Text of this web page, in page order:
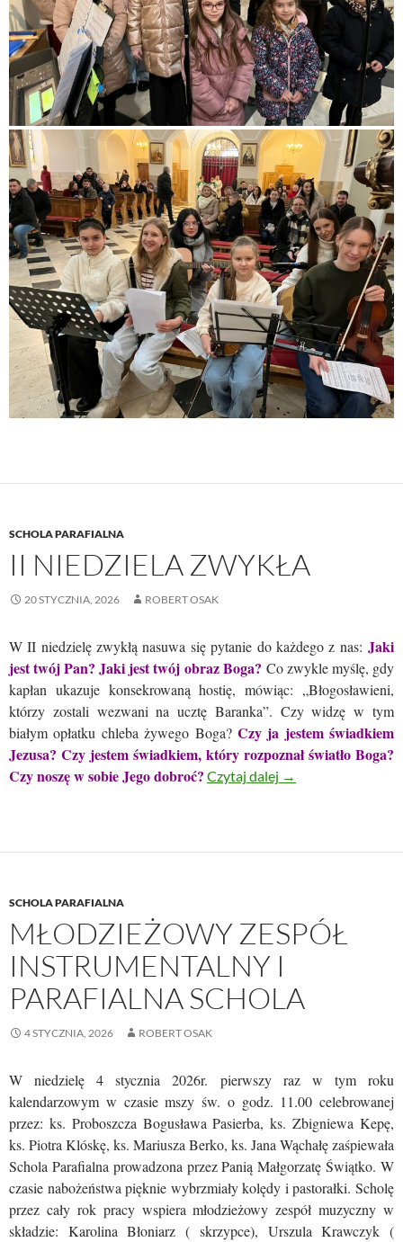
SCHOLA PARAFIALNA
II NIEDZIELA ZWYKŁA
20 STYCZNIA, 2026 ROBERT OSAK
W II niedzielę zwykłą nasuwa się pytanie do każdego z nas: Jaki
jest twój Pan? Jaki jest twój obraz Boga? Co zwykle myślę, gdy
kapłan ukazuje konsekrowaną hostię, mówiąc: „Błogosławieni,
którzy zostali wezwani na ucztę Baranka”. Czy widzę w tym
białym opłatku chleba żywego Boga? Czy ja jestem świadkiem
Jezusa? Czy jestem świadkiem, który rozpoznał światło Boga?
Czy noszę w sobie Jego dobroć? Czytaj dalej II NIEDZIELA
→
SCHOLA PARAFIALNA
MŁODZIEŻOWY ZESPÓŁ
INSTRUMENTALNY I
PARAFIALNA SCHOLA
4 STYCZNIA, 2026 ROBERT OSAK
W niedzielę 4 stycznia 2026r. pierwszy raz w tym roku
kalendarzowym w czasie mszy św. o godz. 11.00 celebrowanej
przez: ks. Proboszcza Bogusława Pasierba, ks. Zbigniewa Kepę,
ks. Piotra Klóskę, ks. Mariusza Berko, ks. Jana Wąchałę zaśpiewała
Schola Parafialna prowadzona przez Panią Małgorzatę Świątko. W
czasie nabożeństwa pięknie wybrzmiały kolędy i pastorałki. Scholę
przez cały rok pracy wspiera młodzieżowy zespół muzyczny w
składzie: Karolina Błoniarz ( skrzypce), Urszula Krawczyk (